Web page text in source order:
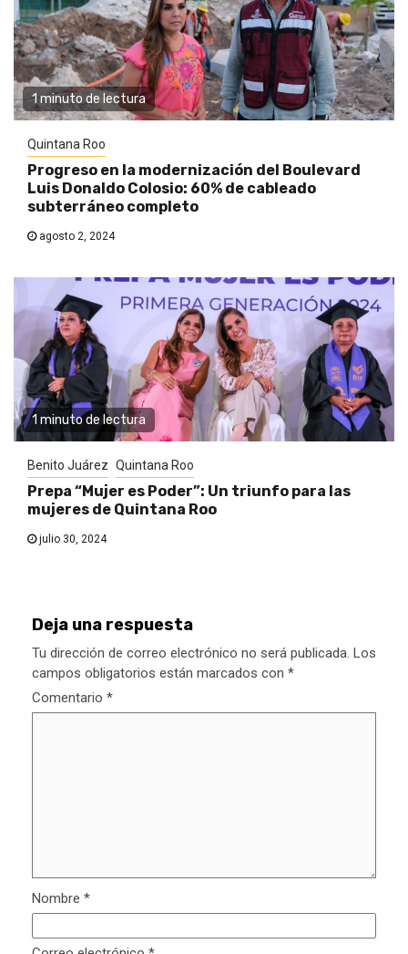
1 minuto de lectura
Quintana Roo
Progreso en la modernización del Boulevard
Luis Donaldo Colosio: 60% de cableado
subterráneo completo
agosto 2, 2024
1 minuto de lectura
Benito Juárez Quintana Roo
Prepa “Mujer es Poder”: Un triunfo para las
mujeres de Quintana Roo
julio 30, 2024
Deja una respuesta
Tu dirección de correo electrónico no será publicada. Los
campos obligatorios están marcados con *
Comentario *
Nombre *